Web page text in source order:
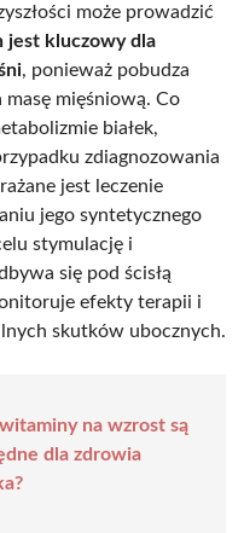
może prowadzić
jest kluczowy dla
, ponieważ pobudza
mięśniową. Co
białek,
zdiagnozowania
jest leczenie
jego syntetycznego
stymulację i
się pod ścisłą
efekty terapii i
skutków ubocznych.
na wzrost są
dla zdrowia